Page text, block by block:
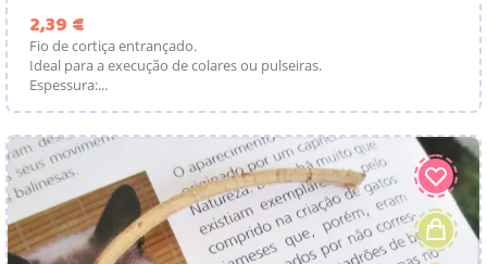
2,39 €
Fio de cortiça entrançado.
Ideal para a execução de colares ou pulseiras.
Espessura:...